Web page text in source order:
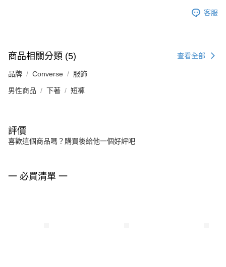
客服
商品相關分類 (5) 查看全部
品牌 Converse 服飾
男性商品 下著 短褲
評價
喜歡這個商品嗎？購買後給他一個好評吧
一 必買清單 一